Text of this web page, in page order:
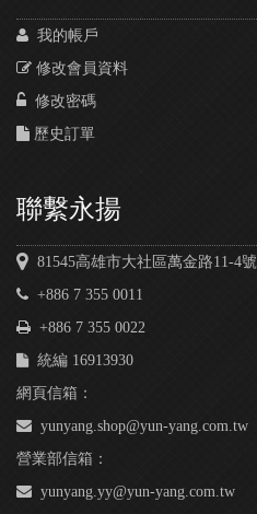
我的帳戶
修改會員資料
修改密碼
歷史訂單
聯繫永揚
81545高雄市大社區萬金路11-4號
+886 7 355 0011
+886 7 355 0022
統編 16913930
網頁信箱：
yunyang.shop@yun-yang.com.tw
營業部信箱：
yunyang.yy@yun-yang.com.tw